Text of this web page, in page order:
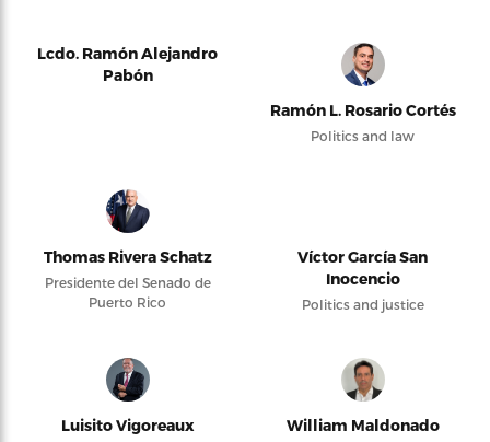
Lcdo. Ramón Alejandro
Pabón
Ramón L. Rosario Cortés
Politics and law
Thomas Rivera Schatz
Presidente del Senado de
Puerto Rico
Víctor García San
Inocencio
Politics and justice
Luisito Vigoreaux William Maldonado